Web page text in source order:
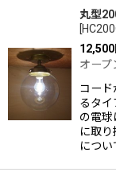
丸型
[
12,500
オープ
コー
るタイ
の電
に取
につい